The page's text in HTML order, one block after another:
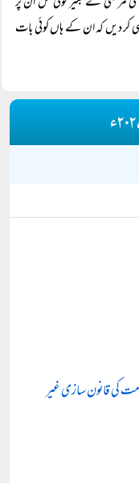
ہی کر دیں کہ ان کے ہاں کوئی بات
کی قانون سازی غیر